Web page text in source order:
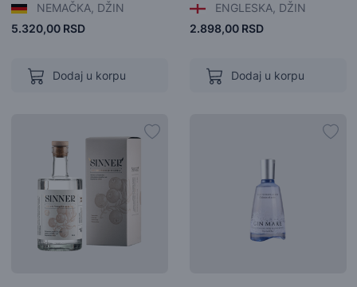
NEMAČKA, DŽIN
5.320,00 RSD
Dodaj u korpu
ENGLESKA, DŽIN
2.898,00 RSD
Dodaj u korpu